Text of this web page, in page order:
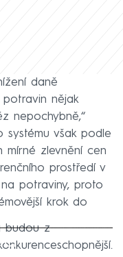
daně
nějak
nepochybně,“
však podle
mírné zlevnění cen
prostředí v
potraviny, proto
krok do
budou z